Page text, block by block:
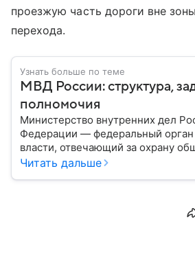
проезжую часть дороги вне
перехода.
Узнать больше по теме
МВД России: структура,
полномочия
Министерство внутренних дел
Федерации — федеральный орган
власти, отвечающий за охрану
порядка, борьбу с преступностью,
России, какие задачи выполняет
Читать дальше